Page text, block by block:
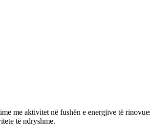
me aktivitet në fushën e energjive të
të ndryshme.